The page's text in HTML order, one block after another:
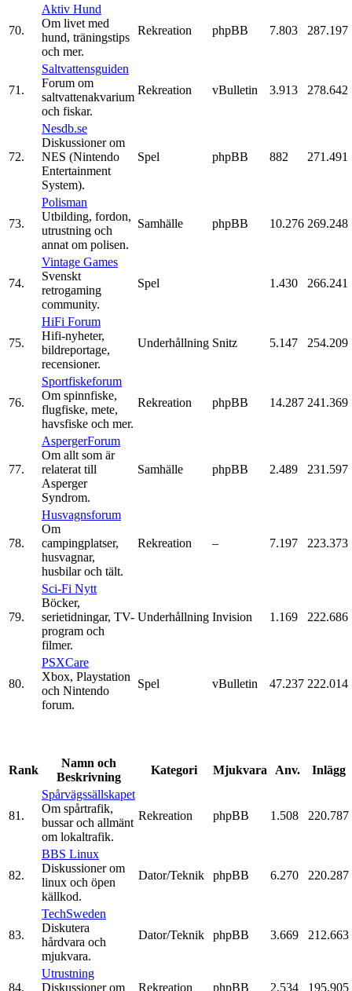
70.
Aktiv Hund
Om livet med
hund, träningstips
och mer.
Rekreation phpBB 7.803 287.197
71.
Saltvattensguiden
Forum om
saltvattenakvarium
och fiskar.
Rekreation vBulletin 3.913 278.642
72.
Nesdb.se
Diskussioner om
NES (Nintendo
Entertainment
System).
Spel phpBB 882 271.491
73.
Polisman
Utbilding, fordon,
utrustning och
annat om polisen.
Samhälle phpBB 10.276 269.248
74.
Vintage Games
Svenskt
retrogaming
community.
Spel 1.430 266.241
75.
HiFi Forum
Hifi-nyheter,
bildreportage,
recensioner.
Underhållning Snitz 5.147 254.209
76.
Sportfiskeforum
Om spinnfiske,
flugfiske, mete,
havsfiske och mer.
Rekreation phpBB 14.287 241.369
77.
AspergerForum
Om allt som är
relaterat till
Asperger
Syndrom.
Samhälle phpBB 2.489 231.597
78.
Husvagnsforum
Om
campingplatser,
husvagnar,
husbilar och tält.
Rekreation – 7.197 223.373
79.
Sci-Fi Nytt
Böcker,
serietidningar, TV-
program och
filmer.
Underhållning Invision 1.169 222.686
80.
PSXCare
Xbox, Playstation
och Nintendo
forum.
Spel vBulletin 47.237 222.014
Rank
Namn och
Beskrivning
Kategori Mjukvara Anv. Inlägg
81.
Spårvägssällskapet
Om spårtrafik,
bussar och allmänt
om lokaltrafik.
Rekreation phpBB 1.508 220.787
82.
BBS Linux
Diskussioner om
linux och öpen
källkod.
Dator/Teknik phpBB 6.270 220.287
83.
TechSweden
Diskutera
hårdvara och
mjukvara.
Dator/Teknik phpBB 3.669 212.663
84.
Utrustning
Diskussioner om
Rekreation phpBB 2.534 195.905